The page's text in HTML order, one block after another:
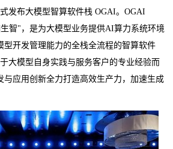
发布大模型智算软件栈 OGAI。OGAI
智"，是为大模型业务提供AI算力系统环境
型开发管理能力的全栈全流程的智算软件
大模型自身实践与服务客户的专业经验而
与应用创新全力打造高效生产力，加速生成